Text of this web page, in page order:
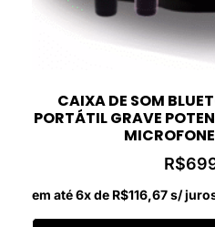
CAIXA DE SOM
PORTÁTIL GRAVE
R$
em até 6x de R$116,67s/